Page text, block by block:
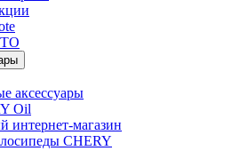
ТО
аксессуары
Oil
интернет-магазин
CHERY